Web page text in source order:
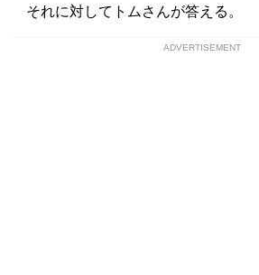
それに対してトムさんが答える。
ADVERTISEMENT